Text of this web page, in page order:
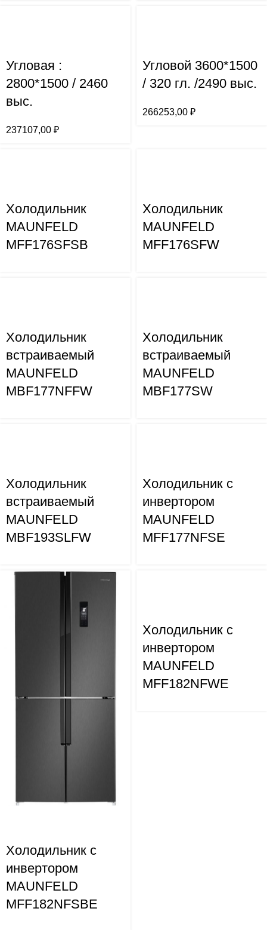
Угловая :
2800*1500 / 2460
выс.
237107,00 ₽
Угловой 3600*1500
/ 320 гл. /2490 выс.
266253,00 ₽
Холодильник
MAUNFELD
MFF176SFSB
Холодильник
MAUNFELD
MFF176SFW
Холодильник
встраиваемый
MAUNFELD
MBF177NFFW
Холодильник
встраиваемый
MAUNFELD
MBF177SW
Холодильник
встраиваемый
MAUNFELD
MBF193SLFW
Холодильник с
инвертором
MAUNFELD
MFF177NFSE
Холодильник с
инвертором
MAUNFELD
MFF182NFSBE
Холодильник с
инвертором
MAUNFELD
MFF182NFWE